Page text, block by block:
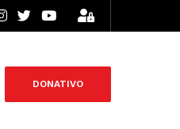
DONATIVO